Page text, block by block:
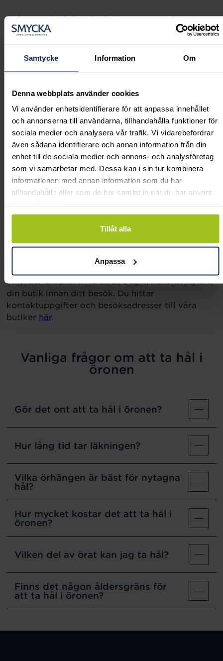
Samtycke Information Om
Denna webbplats använder cookies
Vi använder enhetsidentifierare för att anpassa innehållet
och annonserna till användarna, tillhandahålla funktioner för
sociala medier och analysera vår trafik. Vi vidarebefordrar
även sådana identifierare och annan information från din
enhet till de sociala medier och annons- och analysföretag
som vi samarbetar med. Dessa kan i sin tur kombinera
informationen med annan information som du har
tillhandahållit eller som de har samlat in när du har använt
Tillåt alla
Anpassa
Blomdahls örhängen vid
öronhåltagning
Hos oss kan du välja mellan örhängen i
ren
medicinsk titaneller
nickelfria och speciellt framtagna för
öronhåltagning, så du behöver inte oroa dig för
nickelallergi.
Håltagningsörhängena är designade för att
underlätta läkningen och ge dig säkra, fina
smycken från första dagen.
Ta hål i öronen nära dig
både barn och vuxna att ta hål i öronen,tryggt
och säkert.
erbjuder drop in vissa tider/dagar, kontakta gärna
din butik innan ditt besök. Du hittar
kontaktuppgifter och besöksadresser till våra
butiker här.
Vanliga frågor om att ta hål i
öronen
Gör det ont att ta hål i öronen?
Hur lång tid tar läkningen?
Vilka örhängen är bäst för nytagna
hål?
Hur mycket kostar det att ta hål i
öronen?
Vilken del av örat kan jag ta hål?
Finns det någon åldersgräns för
att ta hål i öronen?